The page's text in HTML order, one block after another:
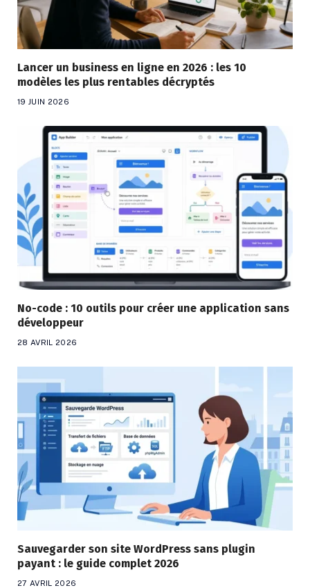
Lancer un business en ligne en 2026 : les 10
modèles les plus rentables décryptés
19 JUIN 2026
No-code : 10 outils pour créer une application sans
développeur
28 AVRIL 2026
Sauvegarder son site WordPress sans plugin
payant : le guide complet 2026
27 AVRIL 2026